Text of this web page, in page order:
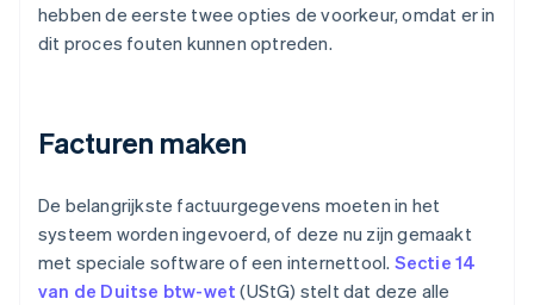
hebben de eerste twee opties de voorkeur, omdat er in
dit proces fouten kunnen optreden.
Facturen maken
De belangrijkste factuurgegevens moeten in het
systeem worden ingevoerd, of deze nu zijn gemaakt
met speciale software of een internettool. Sectie 14
van de Duitse btw-wet (UStG) stelt dat deze alle